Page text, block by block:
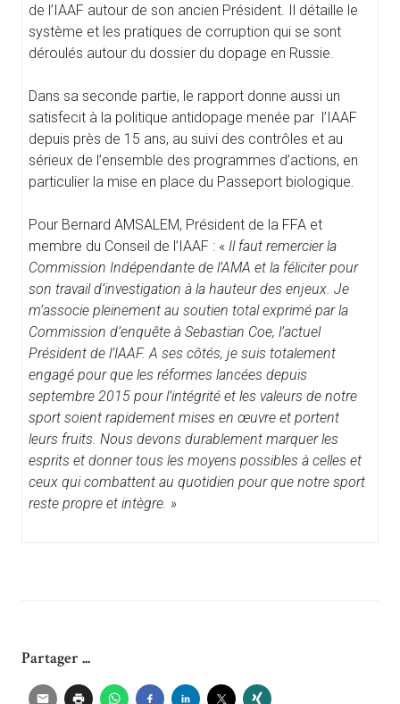
de l’IAAF autour de son ancien Président. Il détaille le
système et les pratiques de corruption qui se sont
déroulés autour du dossier du dopage en Russie.
Dans sa seconde partie, le rapport donne aussi un
satisfecit à la politique antidopage menée par l’IAAF
depuis près de 15 ans, au suivi des contrôles et au
sérieux de l’ensemble des programmes d’actions, en
particulier la mise en place du Passeport biologique.
Pour Bernard AMSALEM, Président de la FFA et
membre du Conseil de l’IAAF : « Il faut remercier la
Commission Indépendante de l’AMA et la féliciter pour
son travail d’investigation à la hauteur des enjeux. Je
m’associe pleinement au soutien total exprimé par la
Commission d’enquête à Sebastian Coe, l’actuel
Président de l’IAAF. A ses côtés, je suis totalement
engagé pour que les réformes lancées depuis
septembre 2015 pour l’intégrité et les valeurs de notre
sport soient rapidement mises en œuvre et portent
leurs fruits. Nous devons durablement marquer les
esprits et donner tous les moyens possibles à celles et
ceux qui combattent au quotidien pour que notre sport
reste propre et intègre. »
Partager ...